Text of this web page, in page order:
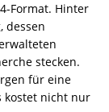
Format. Hinter
dessen
stecken.
für eine
kostet nicht nur